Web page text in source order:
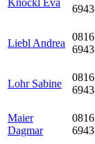
Knöckl Eva
Liebl Andrea
Lohr Sabine
Maier
Dagmar